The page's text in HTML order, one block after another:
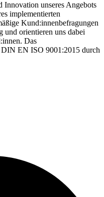
Innovation unseres Angebots
implementierten
Kund:innenbefragungen
und orientieren uns dabei
Das
DIN EN ISO 9001:2015 durch